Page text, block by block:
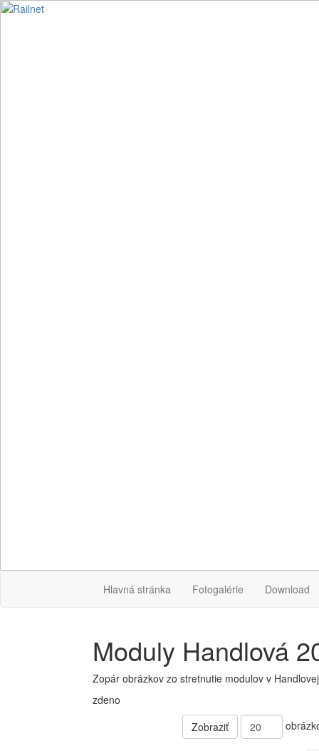
Hlavná stránka Fotogalérie Download
Moduly Handlová
Zopár obrázkov zo stretnutie modulov v Handlovej
zdeno
Zobraziť